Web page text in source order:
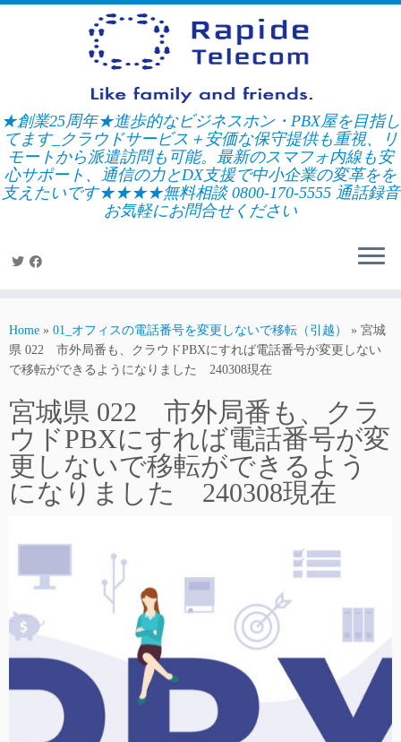
Skip
★創業25周年★進歩的なビジネスホン・PBX屋を目指し
てます_クラウドサービス＋安価な保守提供も重視、リ
モートから派遣訪問も可能。最新のスマフォ内線も安
心サポート、通信の力とDX支援で中小企業の変革をを
支えたいです★★★★無料相談 0800-170-5555 通話録音
お気軽にお問合せください
Home » 01_オフィスの電話番号を変更しないで移転（引越） » 宮城
県 022 市外局番も、クラウドPBXにすれば電話番号が変更しない
で移転ができるようになりました 240308現在
宮城県 022 市外局番も、クラ
ウドPBXにすれば電話番号が変
更しないで移転ができるよう
になりました 240308現在